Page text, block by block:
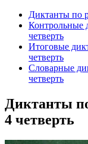
Диктанты по
Контрольные
четверть
Итоговые
четверть
Словарные
четверть
Диктанты
4 четверть